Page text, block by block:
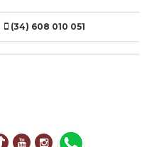
(34) 608 010 051